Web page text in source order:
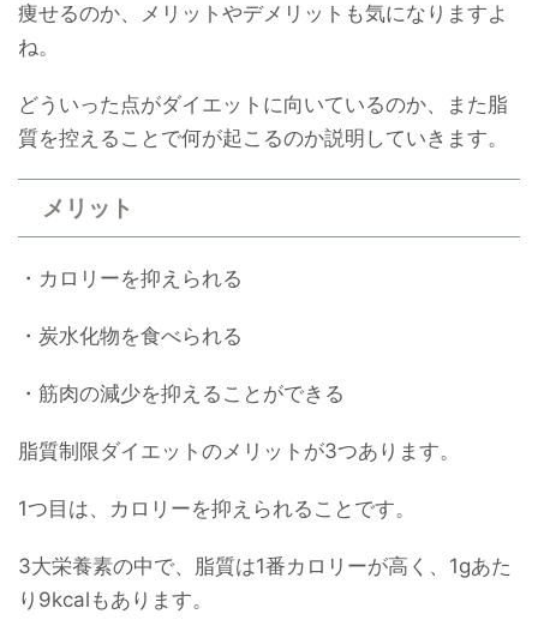
痩せるのか、メリットやデメリットも気になりますよ
ね。
どういった点がダイエットに向いているのか、また脂
質を控えることで何が起こるのか説明していきます。
メリット
・カロリーを抑えられる
・炭水化物を食べられる
・筋肉の減少を抑えることができる
脂質制限ダイエットのメリットが3つあります。
1つ目は、カロリーを抑えられることです。
3大栄養素の中で、脂質は1番カロリーが高く、1gあた
り9kcalもあります。